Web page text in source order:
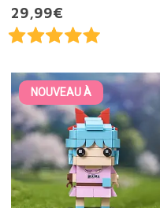
29,99€
NOUVEAU À